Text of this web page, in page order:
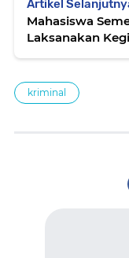
Artikel
Mahasiswa
Laksanakan
kriminal